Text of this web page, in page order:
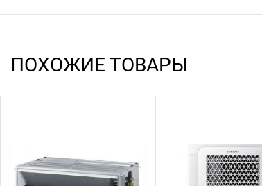
ПОХОЖИЕ ТОВАРЫ